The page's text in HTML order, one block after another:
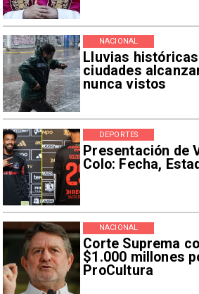
Lluvias
ciudades
nunca vistos
NACIONAL
Presentación de
Colo: Fecha,
DEPORTES
Corte Suprema
$1.000 millones
ProCultura
NACIONAL